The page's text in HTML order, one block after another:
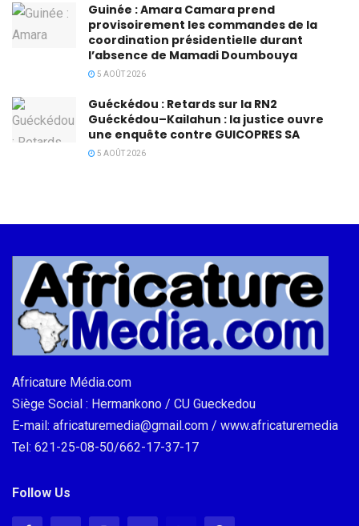
Guinée : Amara Camara prend
provisoirement les commandes de la
coordination présidentielle durant
l’absence de Mamadi Doumbouya
5 AOÛT 2026
Guéckédou : Retards sur la RN2
Guéckédou–Kailahun : la justice ouvre
une enquête contre GUICOPRES SA
5 AOÛT 2026
Africature Média.com
Siège Social : Hermankono / CU Gueckedou
E-mail: africaturemedia@gmail.com / www.africaturemedia
Tel: 621-25-08-50/662-17-37-17
Follow Us